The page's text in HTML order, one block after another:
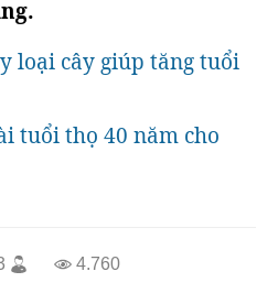
loại cây giúp tăng tuổi
tuổi thọ 40 năm cho
4.760